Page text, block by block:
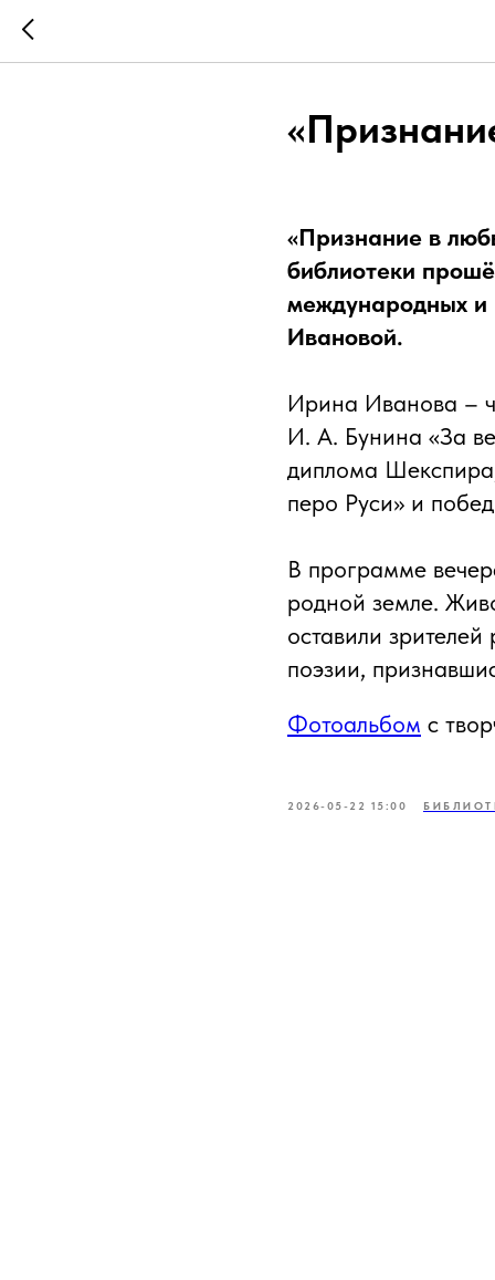
«Признание в
библиотеки
международных и
Ивановой.
Ирина Иванова –
И. А. Бунина «За
диплома
перо Руси» и
В программе
родной земле.
оставили
поэзии,
Фотоальбом с
2026-05-22 15:00